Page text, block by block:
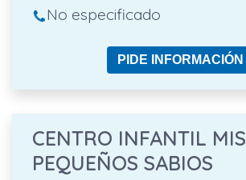
No especificado
PIDE INFORMACIÓN
CENTRO INFANTIL MIS
PEQUEÑOS SABIOS